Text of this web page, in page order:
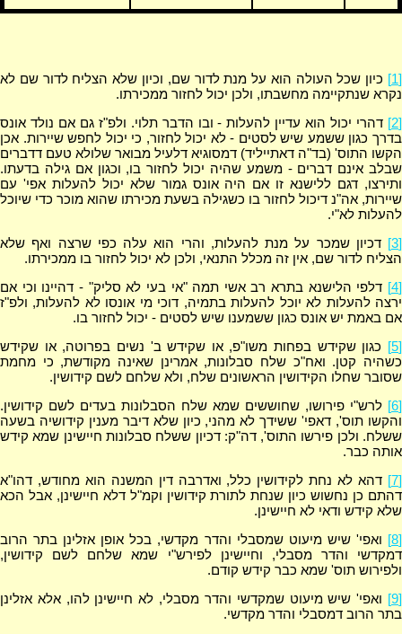
[1]
כיון שכל העולה הוא על מנת לדור שם, וכיון שלא הצליח לדור שם לא
נקרא שנתקיימה מחשבתו, ולכן יכול לחזור ממכירתו.
[2]
דהרי יכול הוא עדיין להעלות - ובו הדבר תלוי. ולפ"ז גם אם נולד אונס
בדרך כגון ששמע שיש לסטים - לא יכול לחזור, כי יכול לחפש שיירות. אכן
הקשו התוס' (בד"ה דאתייליד) דמסוגיא דלעיל מבואר שלולא טעם דדברים
שבלב אינם דברים - משמע שהיה יכול לחזור בו, וכגון אם גילה בדעתו.
ותירצו, דגם ללישנא זו אם היה אונס גמור שלא יכול להעלות אפי' עם
שיירות, אה"נ דיכול לחזור בו כשגילה בשעת מכירתו שהוא מוכר כדי שיוכל
להעלות לא"י.
[3]
דכיון שמכר על מנת להעלות, והרי הוא עלה כפי שרצה ואף שלא
הצליח לדור שם, אין זה מכלל התנאי, ולכן לא יכול לחזור בו ממכירתו.
[4]
דלפי הלישנא בתרא רב אשי תמה "אי בעי לא סליק" - דהיינו וכי אם
ירצה להעלות לא יוכל להעלות בתמיה, דוכי מי אונסו לא להעלות, ולפ"ז
אם באמת יש אונס כגון ששמענו שיש לסטים - יכול לחזור בו.
[5]
כגון שקידש בפחות משו"פ, או שקידש ב' נשים בפרוטה, או שקידש
כשהיה קטן. ואח"כ שלח סבלונות, אמרינן שאינה מקודשת, כי מחמת
שסובר שחלו הקידושין הראשונים שלח, ולא שלחם לשם קידושין.
[6]
לרש"י פירושו, שחוששים שמא שלח הסבלונות בעדים לשם קידושין.
והקשו תוס', דאפי' ששידך לא מהני, כיון שלא דיבר מענין קידושיה בשעה
ששלח. ולכן פירשו התוס', דה"ק: דכיון ששלח סבלונות חיישינן שמא קידש
אותה כבר.
[7]
דהא לא נחת לקידושין כלל, ואדרבה דין המשנה הוא מחודש, דהו"א
דהתם כן נחשוש כיון שנחת לתורת קידושין וקמ"ל דלא חיישינן, אבל הכא
שלא קידש ודאי לא חיישינן.
[8]
ואפי' שיש מיעוט שמסבלי והדר מקדשי, בכל אופן אזלינן בתר הרוב
דמקדשי והדר מסבלי, וחיישינן לפירש"י שמא שלחם לשם קידושין,
ולפירוש תוס' שמא כבר קידש קודם.
[9]
ואפי' שיש מיעוט שמקדשי והדר מסבלי, לא חיישינן להו, אלא אזלינן
בתר הרוב דמסבלי והדר מקדשי.